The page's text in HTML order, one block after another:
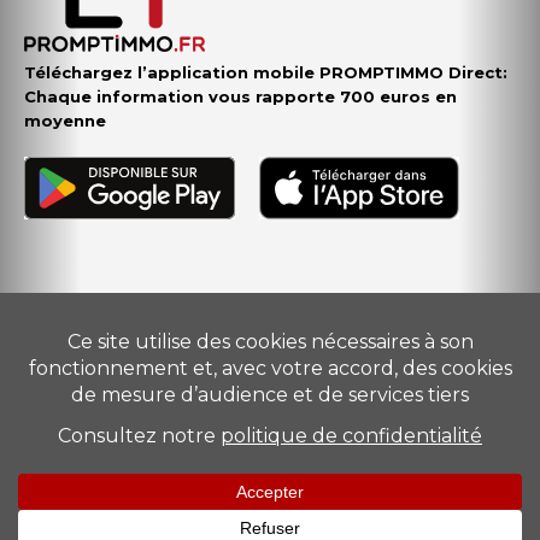
Téléchargez l’application mobile PROMPTIMMO Direct:
Chaque information vous rapporte 700 euros en
moyenne
Vendre–Acheter–Estimer–Nos conseillers–Devenir